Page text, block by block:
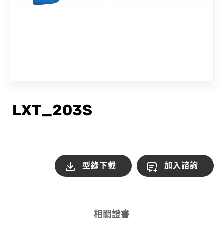
LXT_203S
型錄下載 加入諮詢
相關證書